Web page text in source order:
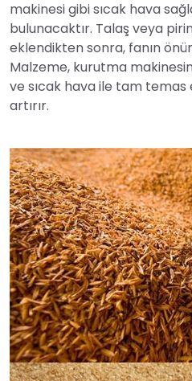
makinesi gibi sıcak hava
bulunacaktır. Talaş veya
eklendikten sonra, fanın
Malzeme, kurutma
ve sıcak hava ile tam temas
artırır.